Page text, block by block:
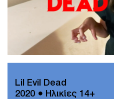
Lil Evil Dead
2020 ● Ηλικίες 14+